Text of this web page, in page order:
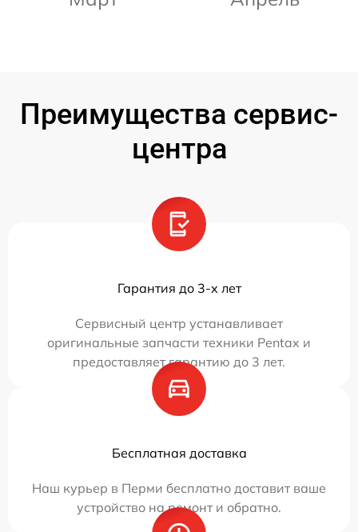
Преимущества сервис-
центра
Гарантия до 3-х лет
Сервисный центр устанавливает
оригинальные запчасти техники Pentax и
предоставляет гарантию до 3 лет.
Бесплатная доставка
Наш курьер в Перми бесплатно доставит ваше
устройство на ремонт и обратно.